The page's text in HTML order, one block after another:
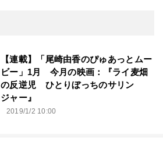
【連載】「尾崎由香のぴゅあっとムー
ビー」1月 今月の映画：『ライ麦畑
の反逆児 ひとりぼっちのサリン
ジャー』
2019/1/2 10:00